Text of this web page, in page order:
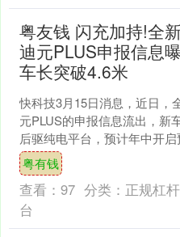
粤友钱 闪充加持!全
迪元PLUS申报信息
车长突破4.6米
快科技3月15日消息，近日，
元PLUS的申报信息流出，新
后驱纯电平台，预计年中开启
身尺寸方面，新车长宽高为
4665/1895/16....
粤有钱
查看： 97 分类： 正规杠
台